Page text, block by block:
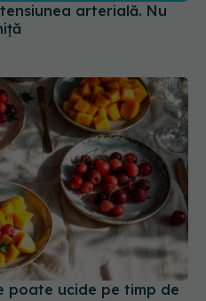
arterială. Nu
poate ucide pe timp de